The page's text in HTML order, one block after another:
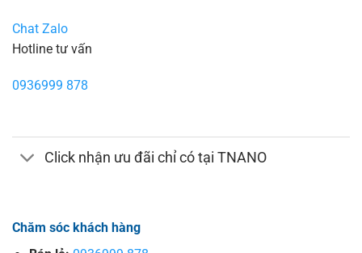
Chat Zalo
Hotline tư vấn
0936999 878
Click nhận ưu đãi chỉ có tại TNANO
Chăm sóc khách hàng